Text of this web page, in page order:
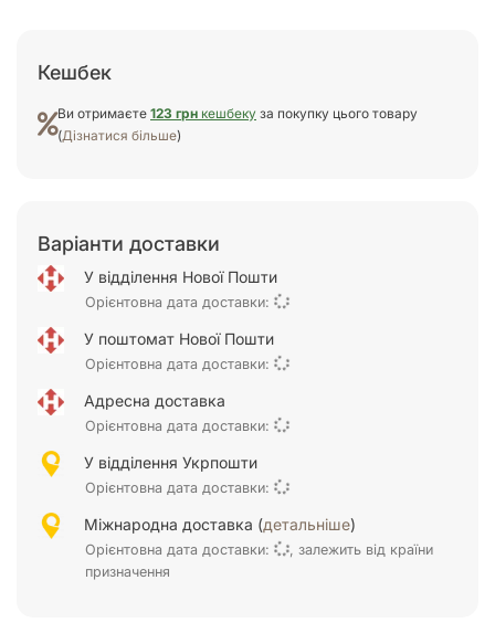
Кешбек
Ви отримаєте 123 грн кешбеку за покупку цього товару
(Дізнатися більше)
Варіанти доставки
У відділення Нової Пошти
Орієнтовна дата доставки:
У поштомат Нової Пошти
Орієнтовна дата доставки:
Адресна доставка
Орієнтовна дата доставки:
У відділення Укрпошти
Орієнтовна дата доставки:
Міжнародна доставка (детальніше)
Орієнтовна дата доставки:
, залежить від країни
призначення